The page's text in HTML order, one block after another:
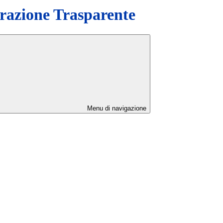
Trasparente
Menu di navigazione